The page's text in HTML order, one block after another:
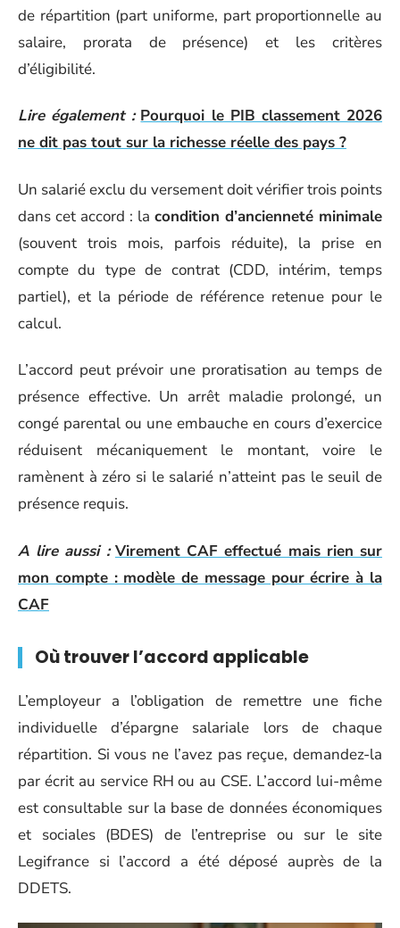
de répartition (part uniforme, part proportionnelle au
salaire, prorata de présence) et les critères
d’éligibilité.
Lire également : Pourquoi le PIB classement 2026
ne dit pas tout sur la richesse réelle des pays ?
Un salarié exclu du versement doit vérifier trois points
dans cet accord : la condition d’ancienneté minimale
(souvent trois mois, parfois réduite), la prise en
compte du type de contrat (CDD, intérim, temps
partiel), et la période de référence retenue pour le
calcul.
L’accord peut prévoir une proratisation au temps de
présence effective. Un arrêt maladie prolongé, un
congé parental ou une embauche en cours d’exercice
réduisent mécaniquement le montant, voire le
ramènent à zéro si le salarié n’atteint pas le seuil de
présence requis.
A lire aussi : Virement CAF effectué mais rien sur
mon compte : modèle de message pour écrire à la
CAF
Où trouver l’accord applicable
L’employeur a l’obligation de remettre une fiche
individuelle d’épargne salariale lors de chaque
répartition. Si vous ne l’avez pas reçue, demandez-la
par écrit au service RH ou au CSE. L’accord lui-même
est consultable sur la base de données économiques
et sociales (BDES) de l’entreprise ou sur le site
Legifrance si l’accord a été déposé auprès de la
DDETS.